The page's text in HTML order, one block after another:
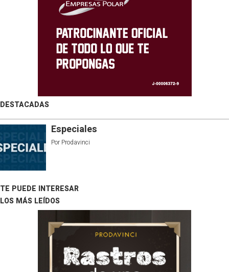
DESTACADAS
Especiales
Por Prodavinci
TE PUEDE INTERESAR
LOS MÁS LEÍDOS